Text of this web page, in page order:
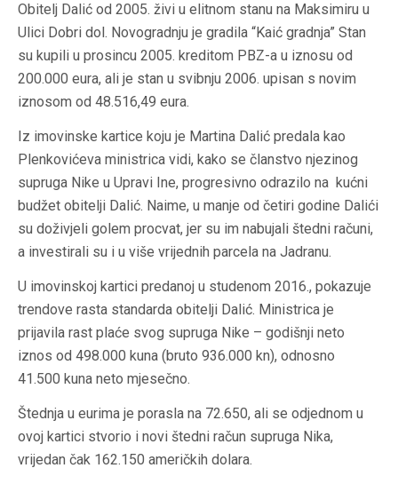
Obitelj Dalić od 2005. živi u elitnom stanu na Maksimiru u
Ulici Dobri dol. Novogradnju je gradila “Kaić gradnja” Stan
su kupili u prosincu 2005. kreditom PBZ-a u iznosu od
200.000 eura, ali je stan u svibnju 2006. upisan s novim
iznosom od 48.516,49 eura.
Iz imovinske kartice koju je Martina Dalić predala kao
Plenkovićeva ministrica vidi, kako se članstvo njezinog
supruga Nike u Upravi Ine, progresivno odrazilo na kućni
budžet obitelji Dalić. Naime, u manje od četiri godine Dalići
su doživjeli golem procvat, jer su im nabujali štedni računi,
a investirali su i u više vrijednih parcela na Jadranu.
U imovinskoj kartici predanoj u studenom 2016., pokazuje
trendove rasta standarda obitelji Dalić. Ministrica je
prijavila rast plaće svog supruga Nike – godišnji neto
iznos od 498.000 kuna (bruto 936.000 kn), odnosno
41.500 kuna neto mjesečno.
Štednja u eurima je porasla na 72.650, ali se odjednom u
ovoj kartici stvorio i novi štedni račun supruga Nika,
vrijedan čak 162.150 američkih dolara.